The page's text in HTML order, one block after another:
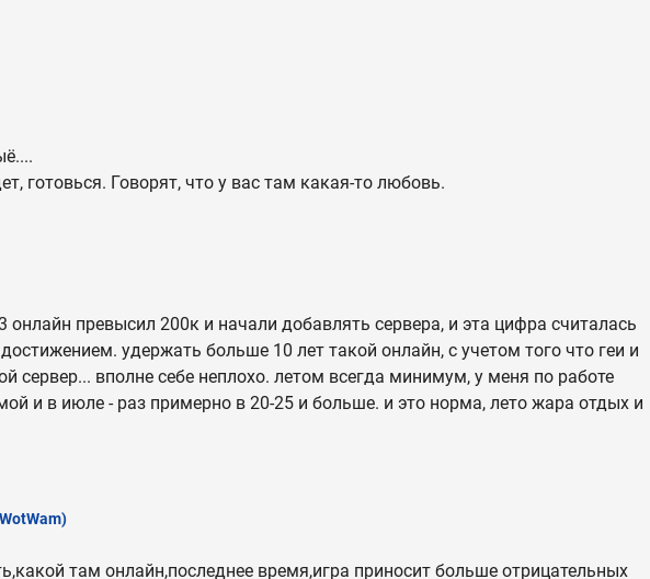
готовься. Говорят, что у вас там какая-то любовь.
онлайн превысил 200к и начали добавлять сервера, и эта цифра считалась
удержать больше 10 лет такой онлайн, с учетом того что геи и
сервер... вполне себе неплохо. летом всегда минимум, у меня по работе
и в июле - раз примерно в 20-25 и больше. и это норма, лето жара отдых и
там онлайн,последнее время,игра приносит больше отрицательных